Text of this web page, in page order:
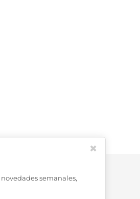
semanales,
✖